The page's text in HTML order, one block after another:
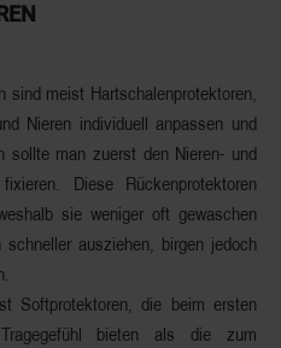
sind meist Hartschalenprotektoren,
Nieren individuell anpassen und
sollte man zuerst den Nieren- und
Diese Rückenprotektoren
sie weniger oft gewaschen
schneller ausziehen, birgen jedoch
.
Softprotektoren, die beim ersten
bieten als die zum